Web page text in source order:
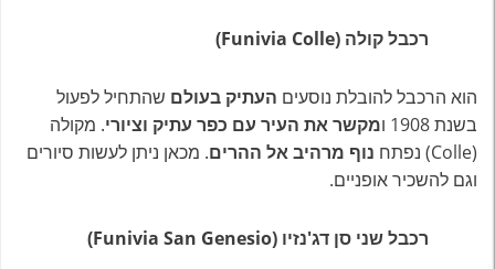
רכבל קולה (Funivia Colle)
הוא הרכבל להובלת נוסעים העתיק בעולם שהתחיל לפעול
בשנת 1908 ו
מקשר את העיר עם כפר עתיק וציורי. מקולה
(Colle) נפתח
נוף מרהיב אל ההרים. מכאן ניתן לעשות סיורים
וגם להשכיר אופניים.
רכבל שני סן דג'נזיו (Funivia San Genesio)